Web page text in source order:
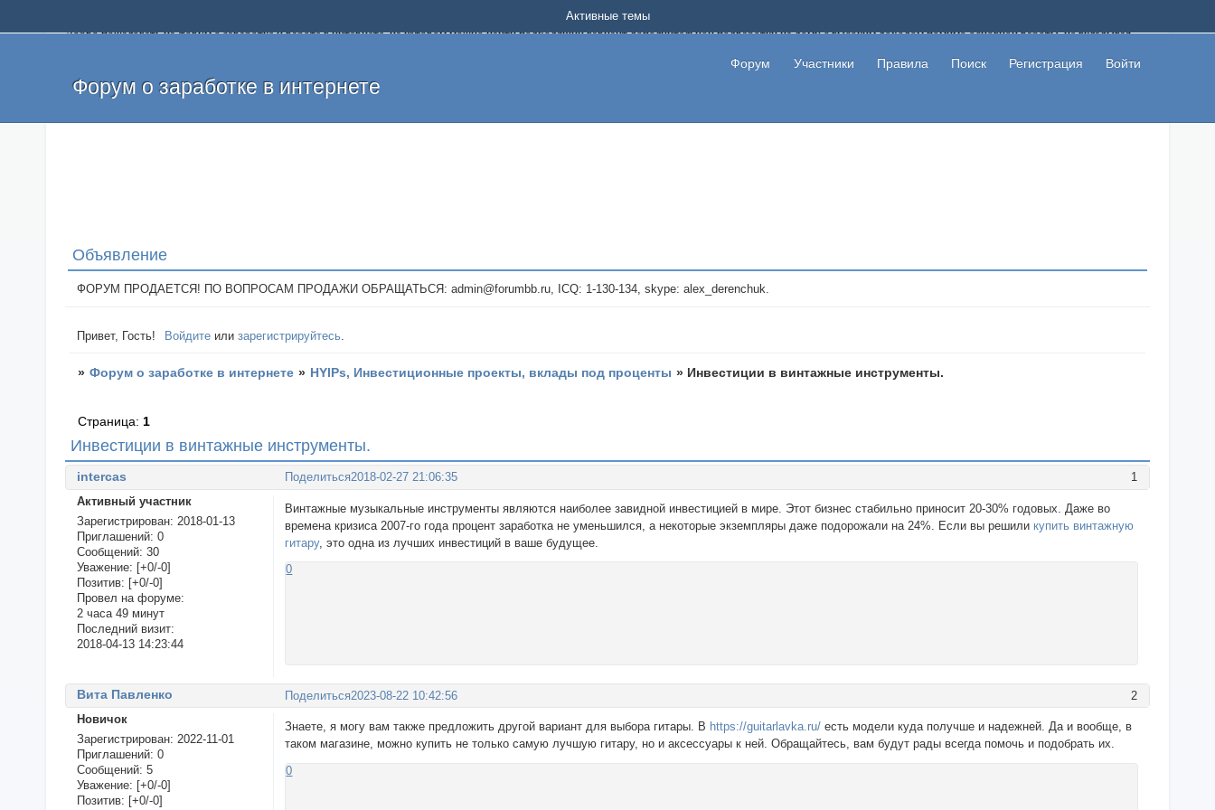
Добро пожаловать на форум о заработке и работе в интернете, на котором можно найти подходящий вариант дополнительной подработки на дому с высоким доходом помимо основной работы, не вкладывая
и оставлять свои отзывы. Если вы знаете, что определенный проект или сайт не платит, то указывайте в теме что это лохотрон, чтобы другие пользователи не попались на развод. Вы сможете начать зарабатывать
легкие деньги без вложений и регистрации уже сегодня. Создавайте новые темы, размещайте объявления со своими пригласительными ссылками и первая прибыль не заставит себя долго ждать.
Форум о заработке в интернете
Форум Участники Правила Поиск Регистрация Войти
Активные темы
Объявление
ФОРУМ ПРОДАЕТСЯ! ПО ВОПРОСАМ ПРОДАЖИ ОБРАЩАТЬСЯ: admin@forumbb.ru, ICQ: 1-130-134, skype: alex_derenchuk.
Привет, Гость! Войдите илизарегистрируйтесь.
» Форум о заработке в интернете » HYIPs, Инвестиционные проекты, вклады под проценты » Инвестиции в винтажные инструменты.
Инвестиции в винтажные инструменты.
Страница: 1
Поделиться 1
2018-02-27 21:06:35
intercas
Активный участник
Зарегистрирован: 2018-01-13
Приглашений: 0
Сообщений: 30
Уважение: [+0/-0]
Позитив: [+0/-0]
Провел на форуме:
2 часа 49 минут
Последний визит:
2018-04-13 14:23:44
Винтажные музыкальные инструменты являются наиболее завидной инвестицией в мире. Этот бизнес стабильно приносит 20-30% годовых. Даже во
времена кризиса 2007-го года процент заработка не уменьшился, а некоторые экземпляры даже подорожали на 24%. Если вы решили купить винтажную
гитару, это одна из лучших инвестиций в ваше будущее.
0
Поделиться 2
2023-08-22 10:42:56
Вита Павленко
Новичок
Зарегистрирован: 2022-11-01
Приглашений: 0
Сообщений: 5
Уважение: [+0/-0]
Позитив: [+0/-0]
Знаете, я могу вам также предложить другой вариант для выбора гитары. В https://guitarlavka.ru/ есть модели куда получше и надежней. Да и вообще, в
таком магазине, можно купить не только самую лучшую гитару, но и аксессуары к ней. Обращайтесь, вам будут рады всегда помочь и подобрать их.
0